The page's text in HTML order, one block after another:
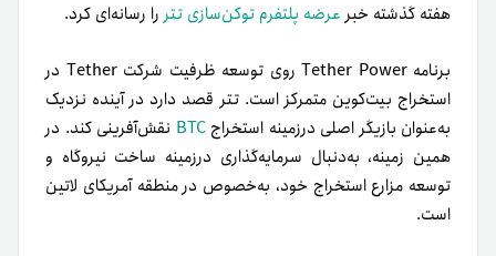
هفته گذشته خبر عرضه پلتفرم توکن‌سازی تتر را رسانه‌ای کرد.
برنامه Tether Power روی توسعه ظرفیت شرکت Tether در
استخراج بیت‌کوین متمرکز است. تتر قصد دارد در آینده نزدیک
به‌عنوان بازیگر اصلی در‌زمینه استخراجBTC نقش‌آفرینی کند. در
همین زمینه، به‌دنبال سرمایه‌گذاری در‌زمینه ساخت نیروگاه و
توسعه مزارع استخراج خود، به‌خصوص در منطقه آمریکای لاتین
است.